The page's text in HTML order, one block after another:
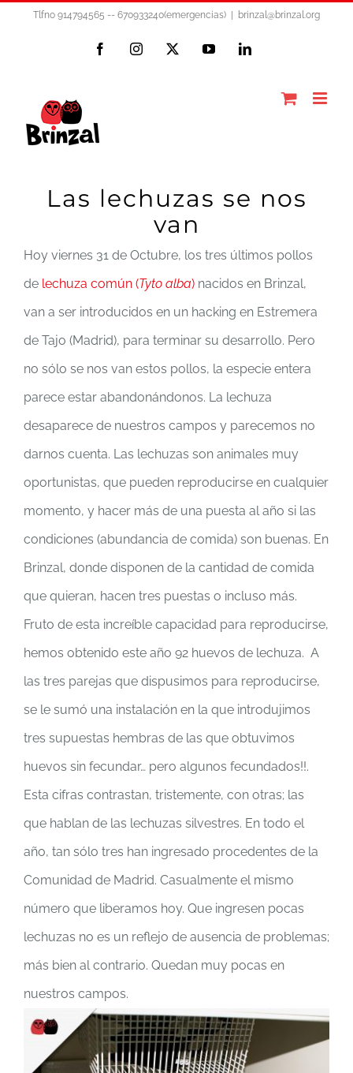
Tlfno 914794565 -- 670933240(emergencias) brinzal@brinzal.org
FacebookInstagram YouTubeLinkedIn
Las lechuzas se nos
van
Hoy viernes 31 de Octubre, los tres últimos pollos
de lechuza común (Tyto alba) nacidos en Brinzal,
van a ser introducidos en un hacking en Estremera
de Tajo (Madrid), para terminar su desarrollo. Pero
no sólo se nos van estos pollos, la especie entera
parece estar abandonándonos. La lechuza
desaparece de nuestros campos y parecemos no
darnos cuenta. Las lechuzas son animales muy
oportunistas, que pueden reproducirse en cualquier
momento, y hacer más de una puesta al año si las
condiciones (abundancia de comida) son buenas. En
Brinzal, donde disponen de la cantidad de comida
que quieran, hacen tres puestas o incluso más.
Fruto de esta increíble capacidad para reproducirse,
hemos obtenido este año 92 huevos de lechuza. A
las tres parejas que dispusimos para reproducirse,
se le sumó una instalación en la que introdujimos
tres supuestas hembras de las que obtuvimos
huevos sin fecundar… pero algunos fecundados!!.
Esta cifras contrastan, tristemente, con otras; las
que hablan de las lechuzas silvestres. En todo el
año, tan sólo tres han ingresado procedentes de la
Comunidad de Madrid. Casualmente el mismo
número que liberamos hoy. Que ingresen pocas
lechuzas no es un reflejo de ausencia de problemas;
más bien al contrario. Quedan muy pocas en
nuestros campos.